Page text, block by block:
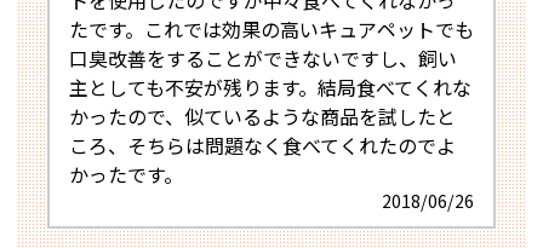
たです。これでは効果の高いキュアペットでも
口臭改善をすることができないですし、飼い
主としても不安が残ります。結局食べてくれな
かったので、似ているような商品を試したと
ころ、そちらは問題なく食べてくれたのでよ
かったです。
2018/06/26